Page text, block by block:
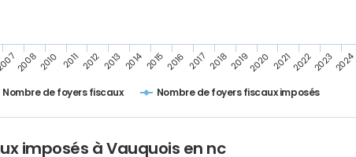
Nombre de foyers fiscaux Nombre de foyers fiscaux imposés
20082010 2011 2012 2013 2014 20152016 2017 201820192020 2021202220232024
imposés à Vauquois en nc